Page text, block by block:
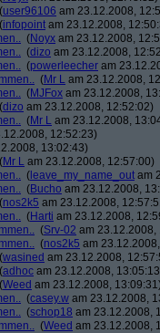
(user96106 am 23.12.2008,
(infopoint am 23.12.2008,
(Noyx am 23.12.2008,
(dizo am 23.12.2008,
(powerleecher am
(Mr L am 23.12.2008,
(MJFox am 23.12.2008,
(dizo am 23.12.2008, 12:52:02)
(Mr L am 23.12.2008,
12:52:23)
13:02:43)
(Mr L am 23.12.2008, 12:57:00)
( leave_my_name_out am
(Bucho am 23.12.2008,
(nos2k5 am 23.12.2008,
(Harti am 23.12.2008,
(Srv-02 am 23.12.2008,
(nos2k5 am
(wasined am 23.12.2008,
(adhoc am 23.12.2008,
(Weed am 23.12.2008,
(casey.w am 23.12.2008,
(schop18 am 23.12.2008,
(Weed am 23.12.2008,